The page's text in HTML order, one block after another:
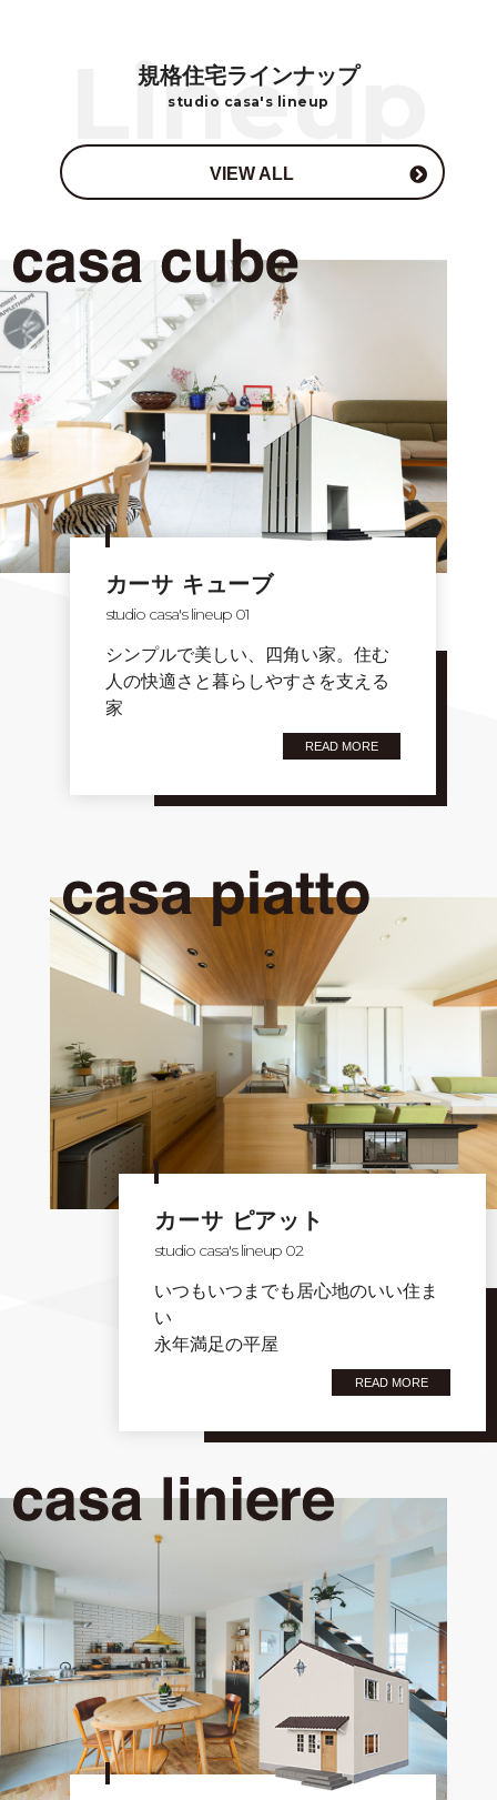
規格住宅ラインナップ
studio casa's lineup
VIEW ALL
カーサ キューブ
studio casa's lineup 01
シンプルで美しい、四角い家。住む
人の快適さと暮らしやすさを支える
家
READ MORE
カーサ ピアット
studio casa's lineup 02
いつもいつまでも居心地のいい住ま
い
永年満足の平屋
READ MORE